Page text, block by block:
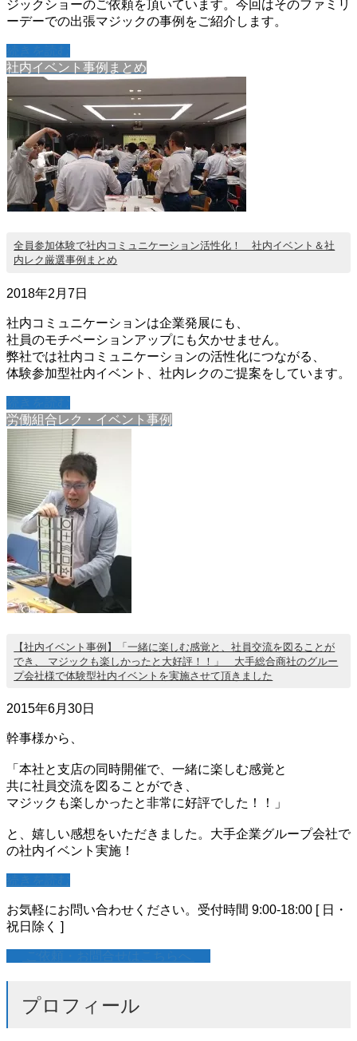
ジックショーのご依頼を頂いています。今回はそのファミリ
ーデーでの出張マジックの事例をご紹介します。
社内イベント事例まとめ
全員参加体験で社内コミュニケーション活性化！ 社内イベント＆社
内レク厳選事例まとめ
2018年2月7日
社内コミュニケーションは企業発展にも、
社員のモチベーションアップにも欠かせません。
弊社では社内コミュニケーションの活性化につながる、
体験参加型社内イベント、社内レクのご提案をしています。
労働組合レク・イベント事例
【社内イベント事例】「一緒に楽しむ感覚と、社員交流を図ることが
でき、 マジックも楽しかったと大好評！！」 大手総合商社のグルー
プ会社様で体験型社内イベントを実施させて頂きました
2015年6月30日
幹事様から、
「本社と支店の同時開催で、一緒に楽しむ感覚と
共に社員交流を図ることができ、
マジックも楽しかったと非常に好評でした！！」
と、嬉しい感想をいただきました。大手企業グループ会社で
の社内イベント実施！
お気軽にお問い合わせください。 受付時間 9:00-18:00 [ 日・
祝日除く ]
プロフィール